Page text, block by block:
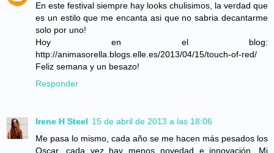
En este festival siempre hay looks chulisimos, la verdad que
es un estilo que me encanta asi que no sabria decantarme
solo por uno!
Hoy en el blog:
http://animasorella.blogs.elle.es/2013/04/15/touch-of-red/
Feliz semana y un besazo!
Responder
Irene H Steel 15 de abril de 2013 a las 18:06
Me pasa lo mismo, cada año se me hacen más pesados los
Oscar, cada vez hay menos novedad e innovación. Mi